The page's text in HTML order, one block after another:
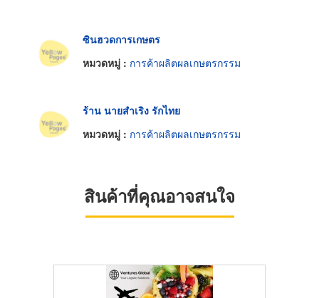
ซินฮวดการเกษตร
หมวดหมู่ : การค้าผลิตผลเกษตรกรรม
ร้าน นายสำเริง รักไทย
หมวดหมู่ : การค้าผลิตผลเกษตรกรรม
สินค้าที่คุณอาจสนใจ